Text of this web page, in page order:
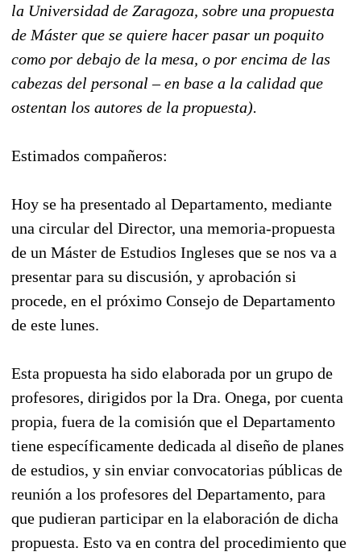
la Universidad de Zaragoza, sobre una propuesta
de Máster que se quiere hacer pasar un poquito
como por debajo de la mesa, o por encima de las
cabezas del personal – en base a la calidad que
ostentan los autores de la propuesta).
Estimados compañeros:
Hoy se ha presentado al Departamento, mediante
una circular del Director, una memoria-propuesta
de un Máster de Estudios Ingleses que se nos va a
presentar para su discusión, y aprobación si
procede, en el próximo Consejo de Departamento
de este lunes.
Esta propuesta ha sido elaborada por un grupo de
profesores, dirigidos por la Dra. Onega, por cuenta
propia, fuera de la comisión que el Departamento
tiene específicamente dedicada al diseño de planes
de estudios, y sin enviar convocatorias públicas de
reunión a los profesores del Departamento, para
que pudieran participar en la elaboración de dicha
propuesta. Esto va en contra del procedimiento que